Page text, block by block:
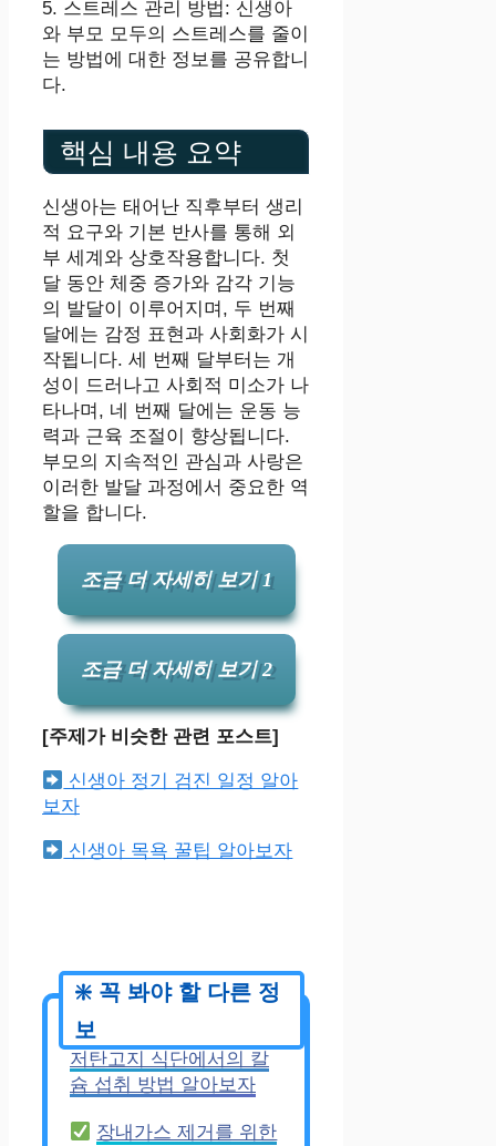
5. 스트레스 관리 방법: 신생아
와 부모 모두의 스트레스를 줄이
는 방법에 대한 정보를 공유합니
다.
핵심 내용 요약
신생아는 태어난 직후부터 생리
적 요구와 기본 반사를 통해 외
부 세계와 상호작용합니다. 첫
달 동안 체중 증가와 감각 기능
의 발달이 이루어지며, 두 번째
달에는 감정 표현과 사회화가 시
작됩니다. 세 번째 달부터는 개
성이 드러나고 사회적 미소가 나
타나며, 네 번째 달에는 운동 능
력과 근육 조절이 향상됩니다.
부모의 지속적인 관심과 사랑은
이러한 발달 과정에서 중요한 역
할을 합니다.
조금 더 자세히 보기 1
조금 더 자세히 보기 2
[주제가 비슷한 관련 포스트]
신생아 정기 검진 일정 알아
보자
신생아 목욕 꿀팁 알아보자
저탄고지 식단에서의 칼
슘 섭취 방법 알아보자
장내가스 제거를 위한